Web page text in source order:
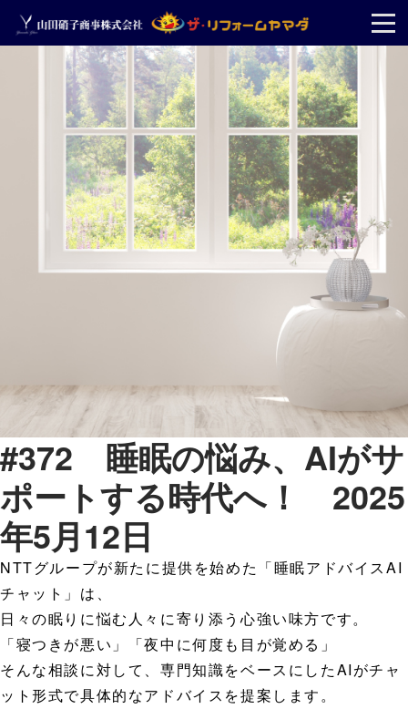
#372 睡眠の悩み、AIがサ
ポートする時代へ！ 2025
年5月12日
NTTグループが新たに提供を始めた「睡眠アドバイスAI
チャット」は、
日々の眠りに悩む人々に寄り添う心強い味方です。
「寝つきが悪い」「夜中に何度も目が覚める」
そんな相談に対して、専門知識をベースにしたAIがチャ
ット形式で具体的なアドバイスを提案します。